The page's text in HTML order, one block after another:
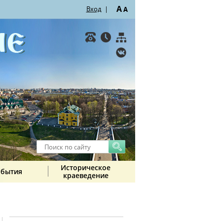
Вход | AA
Историческое
краеведение